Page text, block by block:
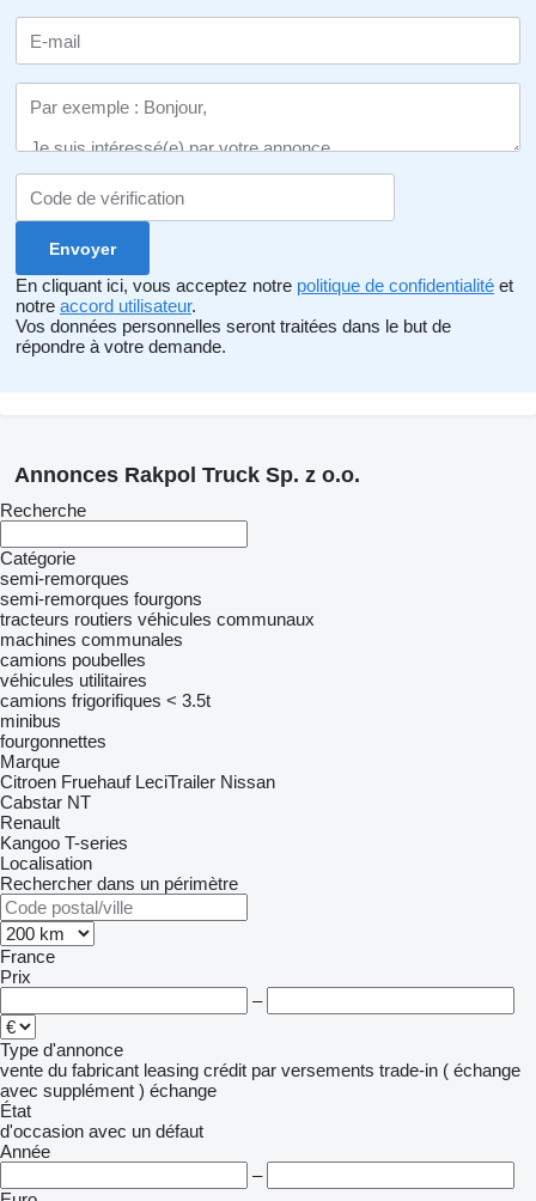
En cliquant ici, vous acceptez notre politique de confidentialité et
notre accord utilisateur.
Vos données personnelles seront traitées dans le but de
répondre à votre demande.
Annonces Rakpol Truck Sp. z o.o.
Recherche
Catégorie
semi-remorques
semi-remorques fourgons
tracteurs routiers véhicules communaux
machines communales
camions poubelles
véhicules utilitaires
camions frigorifiques < 3.5t
minibus
fourgonnettes
Marque
Citroen Fruehauf LeciTrailer Nissan
Cabstar NT
Renault
Kangoo T-series
Localisation
Rechercher dans un périmètre
France
Prix
–
Type d'annonce
vente du fabricant leasing crédit par versements trade-in ( échange
avec supplément ) échange
État
d'occasion avec un défaut
Année
–